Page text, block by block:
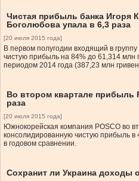
Чистая прибыль банка Игоря
Боголюбова упала в 6,3 раза
[20 июля 2015 года]
В первом полугодии входящий в
чистую прибыль на 84% до 61,314 млн
периодом 2014 года (387,23 млн
Во втором квартале прибыль
раза
[20 июля 2015 года]
Южнокорейская компания POSCO во
консолидированную чистую прибыль
в годовом сравнении.
Сохранит ли Украина доходы